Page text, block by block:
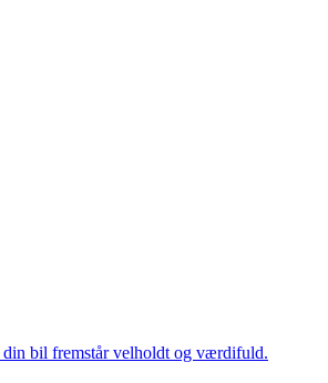
din bil fremstår velholdt og værdifuld.